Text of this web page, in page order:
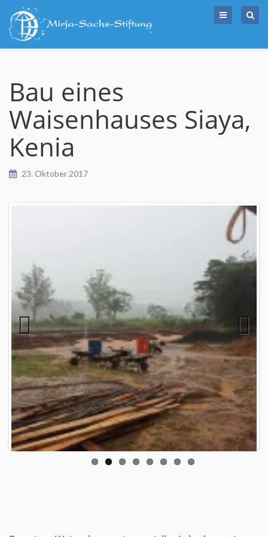
content
Bau eines
Waisenhauses Siaya,
Kenia
23. Oktober 2017
Previous Next